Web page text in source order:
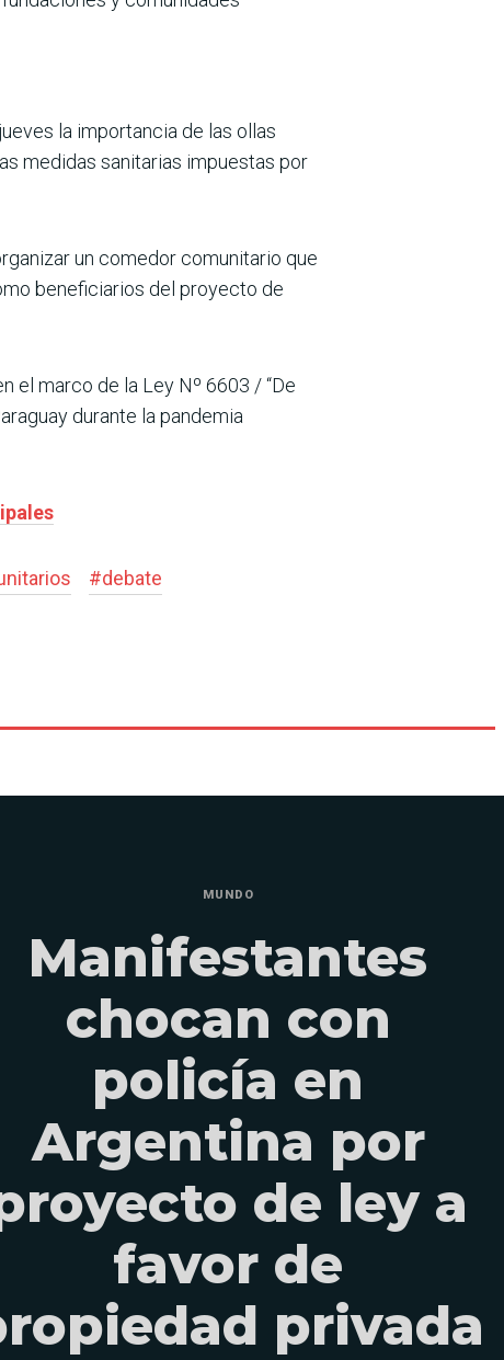
la importancia de las ollas
medidas sanitarias impuestas por
un comedor comunitario que
beneficiarios del proyecto de
el marco de la Ley Nº 6603 / “De
durante la pandemia
#debate
MUNDO
Manifestantes
chocan con
policía en
Argentina por
de ley a
favor de
privada